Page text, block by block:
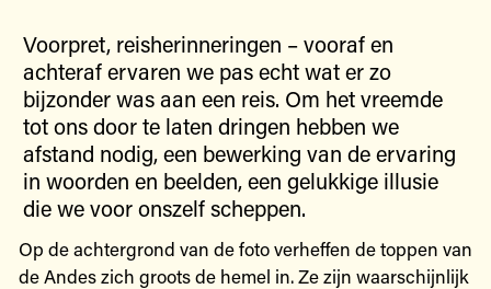
Voorpret, reisherinneringen – vooraf en
achteraf ervaren we pas echt wat er zo
bijzonder was aan een reis. Om het vreemde
tot ons door te laten dringen hebben we
afstand nodig, een bewerking van de ervaring
in woorden en beelden, een gelukkige illusie
die we voor onszelf scheppen.
Op de achtergrond van de foto verheffen de toppen van
de Andes zich groots de hemel in. Ze zijn waarschijnlijk